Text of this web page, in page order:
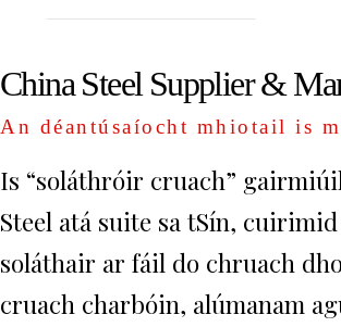
China Steel Supplier &
An déantúsaíocht mhiotail is
Is “soláthróir cruach”
Steel atá suite sa tSín,
soláthair ar fáil do chruach
cruach charbóin, alúmanam